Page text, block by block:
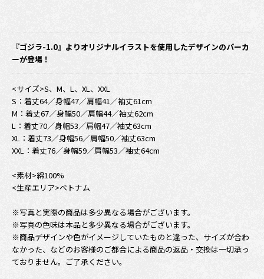
『ゴジラ-1.0』よりオリジナルイラストを使用したデザインのパーカ
ーが登場！
<サイズ>S、M、L、XL、XXL
S：着丈64／身幅47／肩幅41／袖丈61cm
M：着丈67／身幅50／肩幅44／袖丈62cm
L：着丈70／身幅53／肩幅47／袖丈63cm
XL：着丈73／身幅56／肩幅50／袖丈63cm
XXL：着丈76／身幅59／肩幅53／袖丈64cm
<素材>綿100%
<生産エリア>ベトナム
※写真と実際の商品は多少異なる場合がございます。
※写真の色味は本品と多少異なる場合がございます。
※商品デザインや色がイメージしていたものと違った、サイズが合わ
なかった、などのお客様のご都合による商品の返品・交換は一切承っ
ておりません。ご了承ください。